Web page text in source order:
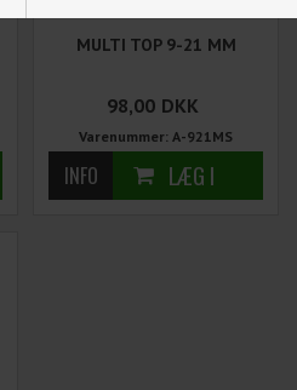
MULTI TOP 9-21 MM
98,00 DKK
Varenummer: A-921MS